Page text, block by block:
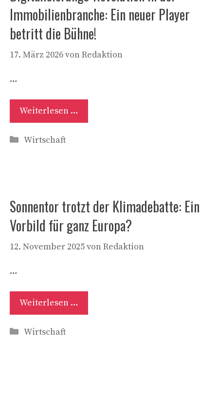
Immobilienbranche: Ein neuer Player
betritt die Bühne!
17. März 2026vonRedaktion
…
Weiterlesen …
Kategorien
Wirtschaft
Sonnentor trotzt der Klimadebatte: Ein
Vorbild für ganz Europa?
12. November 2025vonRedaktion
…
Weiterlesen …
Kategorien
Wirtschaft